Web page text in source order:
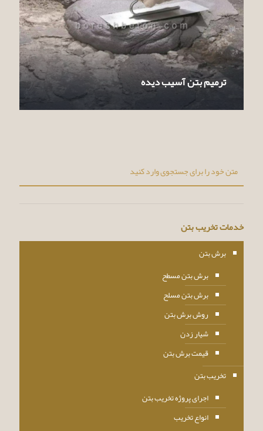
ترمیم بتن آسیب دیده
خدمات تخریب بتن
برش بتن
برش بتن مسطح
برش بتن مسلح
روش برش بتن
شیار زدن
قیمت برش بتن
تخریب بتن
اجرای پروژه تخریب بتن
انواع تخریب